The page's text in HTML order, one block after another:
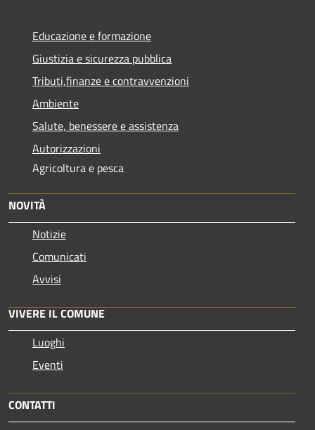
Educazione e formazione
Giustizia e sicurezza pubblica
Tributi,finanze e contravvenzioni
Ambiente
Salute, benessere e assistenza
Autorizzazioni
Agricoltura e pesca
NOVITÀ
Notizie
Comunicati
Avvisi
VIVERE IL COMUNE
Luoghi
Eventi
CONTATTI